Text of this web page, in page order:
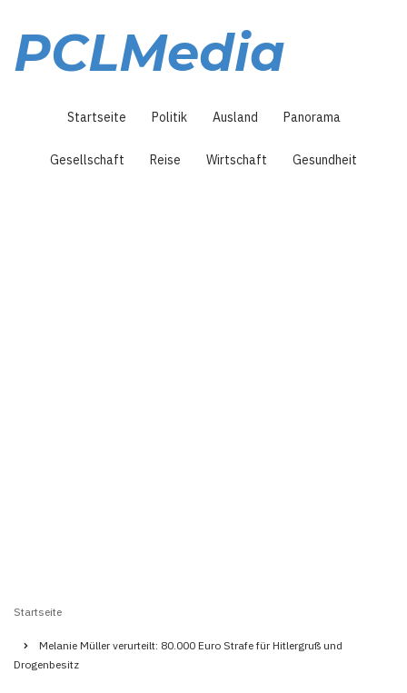
Inhalt
PCLMedia
Startseite Politik Ausland Panorama
Gesellschaft Reise Wirtschaft Gesundheit
Startseite
Melanie Müller verurteilt: 80.000 Euro Strafe für Hitlergruß und
Drogenbesitz